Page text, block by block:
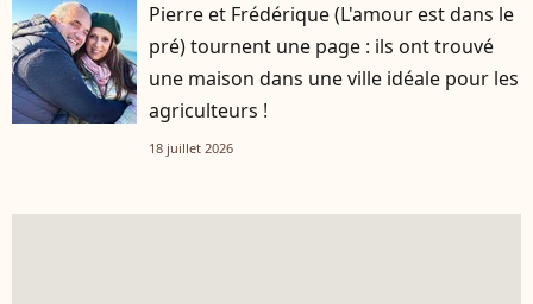
Pierre et Frédérique (L'amour est dans le
pré) tournent une page : ils ont trouvé
une maison dans une ville idéale pour les
agriculteurs !
18 juillet 2026